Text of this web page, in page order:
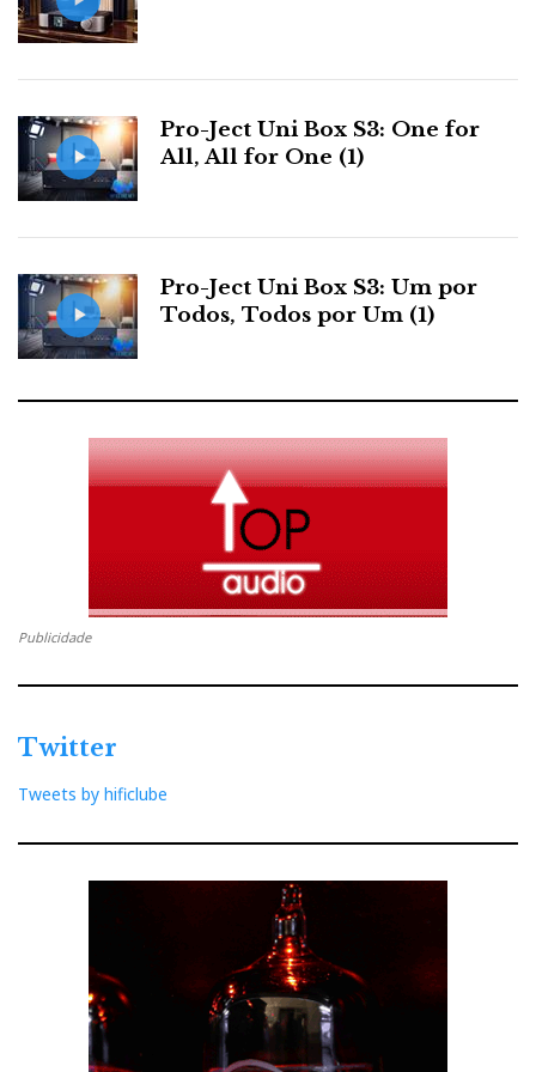
a prova de que a eternidade é possível'.
... ainda que fosse possível em condições normais -
em razão da pandemia que nos ameaça a todos e,
distintamente, aos anciãos já quase centenários -
vivemos cá no Brasil condições anormais quiçá
fatídicas para não dizer criminosas.
... e especialmente neste desgraçado Brasil de
Bolsonaro!
Citei seu douto antropônimo ao publicar na Minha
Linha do Tempo deste Face aviso no qual informo
morte, continuarei a divulgar textos sob o
pseudônimo de Amaral Lima; é que tenho tido a
sorte de 'descobrir' coisinhas interessantes sobre a
arte da reprodução eletrônica do som musical.
Arte porque é emoção e a emoção humana, segundo
"... não se reduz ao prazer sexual ou ao pavor dos
Tem a ver, igualmente, com o horror de testemunhar
o sofrimento e com a satisfação de ver cumprida a
justiça; COM O NOSSO DELEITE FACE AO
SORRISO SENSUAL DE JEANNE MOREAU ou à
beleza das palavras e ideias da poesia de
Shakespeare etc. etc." esquecendo-se Damásio do
estado de deslumbramento em que ficamos, nós os
musicistas, os audiófilos e até os audiotas ao ouvir os
'48 Prelúdios e Fugas' de John Sebastian Bach via
Pro-Ject Uni Box S3: One for
All, All for One (1)
Pro-Ject Uni Box S3: Um por
Todos, Todos por Um (1)
Publicidade
Twitter
Tweets by hificlube